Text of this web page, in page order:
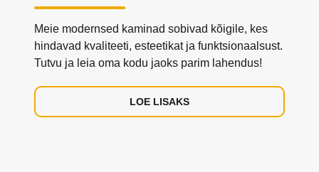
Meie modernsed kaminad sobivad kõigile, kes
hindavad kvaliteeti, esteetikat ja funktsionaalsust.
Tutvu ja leia oma kodu jaoks parim lahendus!
LOE LISAKS